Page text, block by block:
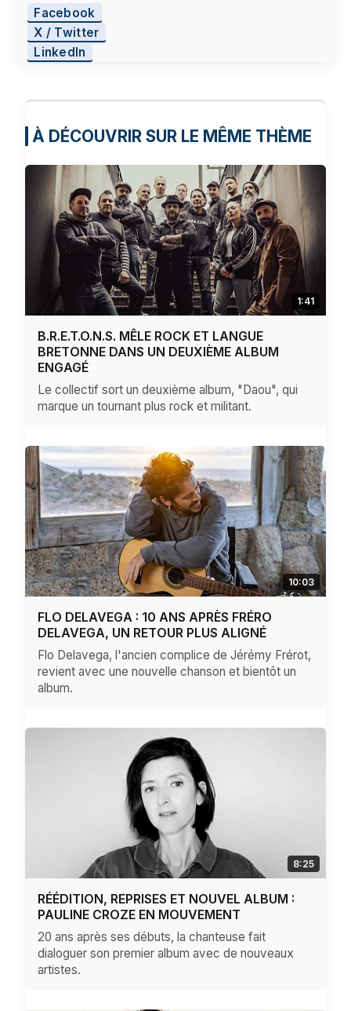
Facebook
X / Twitter
LinkedIn
À DÉCOUVRIR SUR LE MÊME THÈME
1:41
B.R.E.T.O.N.S. MÊLE ROCK ET LANGUE
BRETONNE DANS UN DEUXIÈME ALBUM
ENGAGÉ
Le collectif sort un deuxième album, "Daou", qui
marque un tournant plus rock et militant.
10:03
FLO DELAVEGA : 10 ANS APRÈS FRÉRO
DELAVEGA, UN RETOUR PLUS ALIGNÉ
Flo Delavega, l'ancien complice de Jérémy Frérot,
revient avec une nouvelle chanson et bientôt un
album.
8:25
RÉÉDITION, REPRISES ET NOUVEL ALBUM :
PAULINE CROZE EN MOUVEMENT
20 ans après ses débuts, la chanteuse fait
dialoguer son premier album avec de nouveaux
artistes.